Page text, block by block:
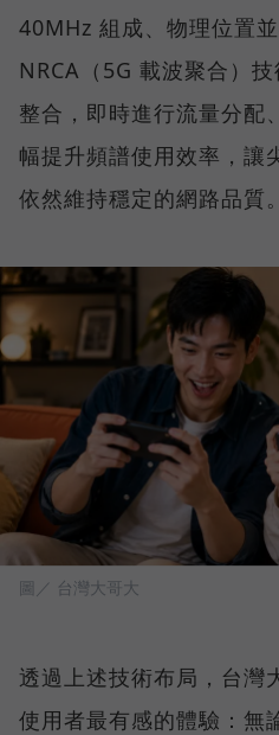
40MHz 組成、物理位置
NRCA（5G 載波聚合）
整合，即時進行流量分配
幅提升頻譜使用效率，讓
依然維持穩定的網路品質。
圖／ 台灣大哥大
透過上述技術布局，台灣
使用者最有感的體驗：無